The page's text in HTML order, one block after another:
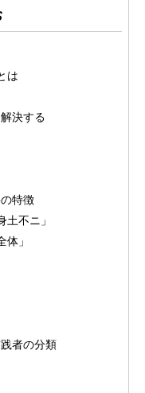
は
決する
特徴
不ニ」
」
者の分類